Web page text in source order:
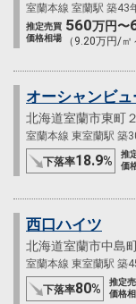
室蘭本線 室蘭駅 築43
推定売買
価格相場
560万円〜
（9.20万円/
オーシャンビ
北海道室蘭市東町
室蘭本線 東室蘭駅 築
下落率18.9%
推
価
西口ハイツ
北海道室蘭市中島
室蘭本線 東室蘭駅 築
下落率80%
推定
価格